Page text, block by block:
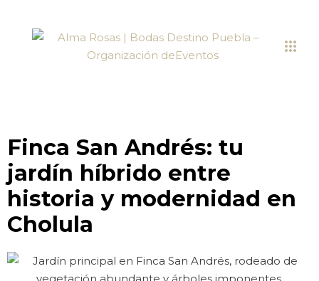
Finca San Andrés: tu
jardín híbrido entre
historia y modernidad en
Cholula